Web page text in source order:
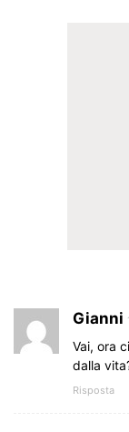
Gianni
Vai, ora
dalla
Risposta